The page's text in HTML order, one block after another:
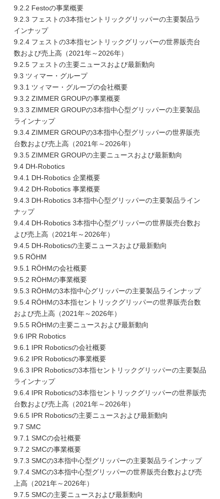
9.2.2 Festoの事業概要
9.2.3 フェストの3本指セントリックグリッパーの主要製品ラ
インナップ
9.2.4 フェストの3本指セントリックグリッパーの世界販売台
数および売上高（2021年～2026年）
9.2.5 フェストの主要ニュースおよび最新動向
9.3 ツィマー・グループ
9.3.1 ツィマー・グループの会社概要
9.3.2 ZIMMER GROUPの事業概要
9.3.3 ZIMMER GROUPの3本指中心型グリッパーの主要製品
ラインナップ
9.3.4 ZIMMER GROUPの3本指中心型グリッパーの世界販売
台数および売上高（2021年～2026年）
9.3.5 ZIMMER GROUPの主要ニュースおよび最新動向
9.4 DH-Robotics
9.4.1 DH-Robotics 企業概要
9.4.2 DH-Robotics 事業概要
9.4.3 DH-Robotics 3本指中心型グリッパーの主要製品ライン
ナップ
9.4.4 DH-Robotics 3本指中心型グリッパーの世界販売台数お
よび売上高（2021年～2026年）
9.4.5 DH-Roboticsの主要ニュースおよび最新動向
9.5 RÖHM
9.5.1 RÖHMの会社概要
9.5.2 RÖHMの事業概要
9.5.3 RÖHMの3本指中心グリッパーの主要製品ラインナップ
9.5.4 RÖHMの3本指セントリックグリッパーの世界販売台数
および売上高（2021年～2026年）
9.5.5 RÖHMの主要ニュースおよび最新動向
9.6 IPR Robotics
9.6.1 IPR Roboticsの会社概要
9.6.2 IPR Roboticsの事業概要
9.6.3 IPR Roboticsの3本指セントリックグリッパーの主要製品
ラインナップ
9.6.4 IPR Roboticsの3本指セントリックグリッパーの世界販売
台数および売上高（2021年～2026年）
9.6.5 IPR Roboticsの主要ニュースおよび最新動向
9.7 SMC
9.7.1 SMCの会社概要
9.7.2 SMCの事業概要
9.7.3 SMCの3本指中心型グリッパーの主要製品ラインナップ
9.7.4 SMCの3本指中心型グリッパーの世界販売台数および売
上高（2021年～2026年）
9.7.5 SMCの主要ニュースおよび最新動向